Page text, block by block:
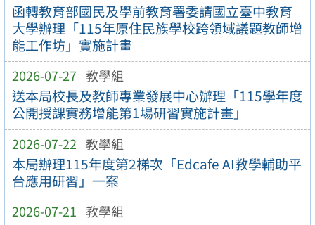
函轉教育部國民及學前教育署委請國立臺中教育
大學辦理「115年原住民族學校跨領域議題教師增
能工作坊」實施計畫
2026-07-27 教學組
送本局校長及教師專業發展中心辦理「115學年度
公開授課實務增能第1場研習實施計畫」
2026-07-22 教學組
本局辦理115年度第2梯次「Edcafe AI教學輔助平
台應用研習」一案
2026-07-21 教學組